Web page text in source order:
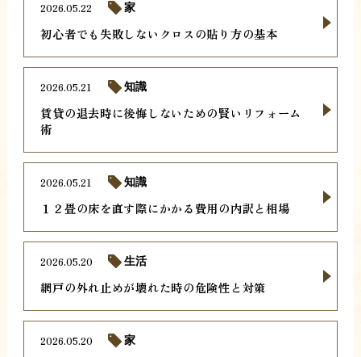
初心者でも失敗しないクロスの貼り方の基本
2026.05.22 家
賃貸の退去時に後悔しないための賢いリフォーム
術
2026.05.21 知識
１２畳の床を直す際にかかる費用の内訳と相場
2026.05.21 知識
網戸の外れ止めが壊れた時の危険性と対策
2026.05.20 生活
2026.05.20 家